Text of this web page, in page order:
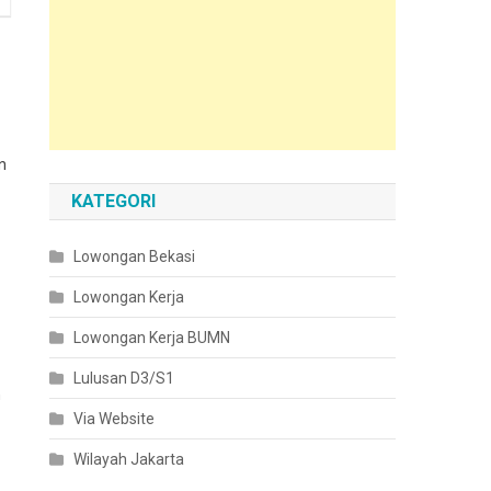
KATEGORI
Lowongan Bekasi
Lowongan Kerja
Lowongan Kerja BUMN
Lulusan D3/S1
Via Website
Wilayah Jakarta